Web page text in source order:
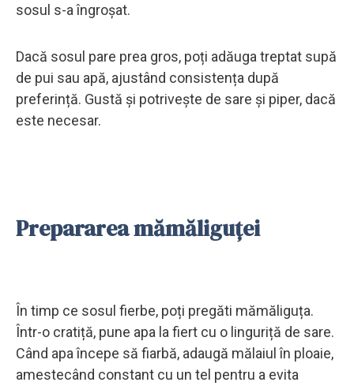
sosul s-a îngroșat.
Dacă sosul pare prea gros, poți adăuga treptat supă
de pui sau apă, ajustând consistența după
preferință. Gustă și potrivește de sare și piper, dacă
este necesar.
Prepararea mămăliguței
În timp ce sosul fierbe, poți pregăti mămăliguța.
Într-o cratiță, pune apa la fiert cu o linguriță de sare.
Când apa începe să fiarbă, adaugă mălaiul în ploaie,
amestecând constant cu un tel pentru a evita